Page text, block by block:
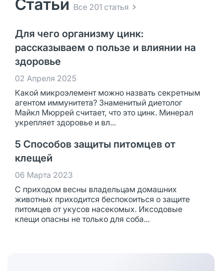
Статьи Все 201 статья
Для чего организму цинк:
рассказываем о пользе и влиянии на
здоровье
02 Апреля 2025
Какой микроэлемент можно назвать секретным
агентом иммунитета? Знаменитый диетолог
Майкл Мюррей считает, что это цинк. Минерал
укрепляет здоровье и вл...
5 Способов защиты питомцев от
клещей
06 Марта 2023
С приходом весны владельцам домашних
животных приходится беспокоиться о защите
питомцев от укусов насекомых. Иксодовые
клещи опасны не только для соба...